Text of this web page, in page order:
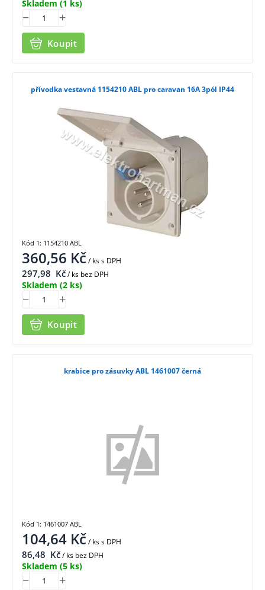
Skladem (1 ks)
Koupit
přívodka vestavná 1154210 ABL pro caravan 16A 3pól IP44
360,56 Kč/ kss DPH
297,98 Kč/ ks bez DPH
Skladem (2 ks)
Koupit
Kód 1: 1154210 ABL
krabice pro zásuvky ABL 1461007 černá
104,64 Kč/ kss DPH
86,48 Kč/ ks bez DPH
Skladem (5 ks)
Kód 1: 1461007 ABL